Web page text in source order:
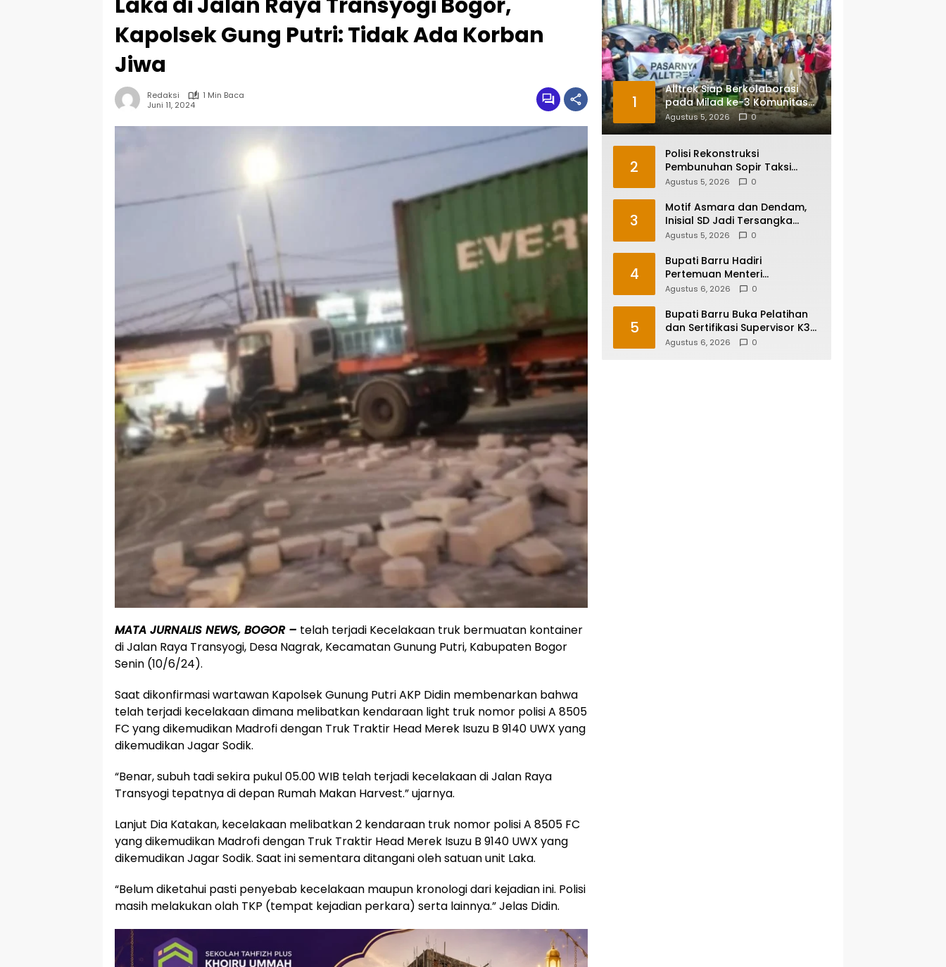
Kapolsek Gung Putri: Tidak Ada Korban
Jiwa
Redaksi
1 Min Baca
Juni 11, 2024
MATA JURNALIS NEWS, BOGOR – telah terjadi Kecelakaan truk bermuatan kontainer
di Jalan Raya Transyogi, Desa Nagrak, Kecamatan Gunung Putri, Kabupaten Bogor
Senin (10/6/24).
Saat dikonfirmasi wartawan Kapolsek Gunung Putri AKP Didin membenarkan bahwa
telah terjadi kecelakaan dimana melibatkan kendaraan light truk nomor polisi A 8505
FC yang dikemudikan Madrofi dengan Truk Traktir Head Merek Isuzu B 9140 UWX yang
dikemudikan Jagar Sodik.
“Benar, subuh tadi sekira pukul 05.00 WIB telah terjadi kecelakaan di Jalan Raya
Transyogi tepatnya di depan Rumah Makan Harvest.” ujarnya.
Lanjut Dia Katakan, kecelakaan melibatkan 2 kendaraan truk nomor polisi A 8505 FC
yang dikemudikan Madrofi dengan Truk Traktir Head Merek Isuzu B 9140 UWX yang
dikemudikan Jagar Sodik. Saat ini sementara ditangani oleh satuan unit Laka.
“Belum diketahui pasti penyebab kecelakaan maupun kronologi dari kejadian ini. Polisi
masih melakukan olah TKP (tempat kejadian perkara) serta lainnya.” Jelas Didin.
1
Alltrek Siap Berkolaborasi
pada Milad ke-3 Komunitas
Camping IKA Smandel
Makassar di Malino
Agustus 5, 2026 0
2
Polisi Rekonstruksi
Pembunuhan Sopir Taksi
Online di Maros, Tersangka
Agustus 5, 2026 0
3
Motif Asmara dan Dendam,
Inisial SD Jadi Tersangka
Pembunuhan Sopir Taksi
Agustus 5, 2026 0
4
Bupati Barru Hadiri
Pertemuan Menteri
Lingkungan Hidup Bahas PSEL
Agustus 6, 2026 0
5
Bupati Barru Buka Pelatihan
dan Sertifikasi Supervisor K3
Konstruksi, Dorong Budaya
Agustus 6, 2026 0